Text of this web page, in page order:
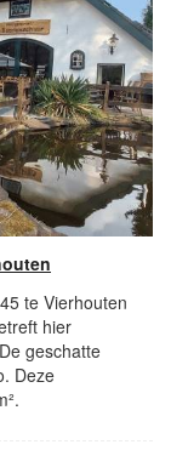
te Vierhouten
hier
geschatte
Deze